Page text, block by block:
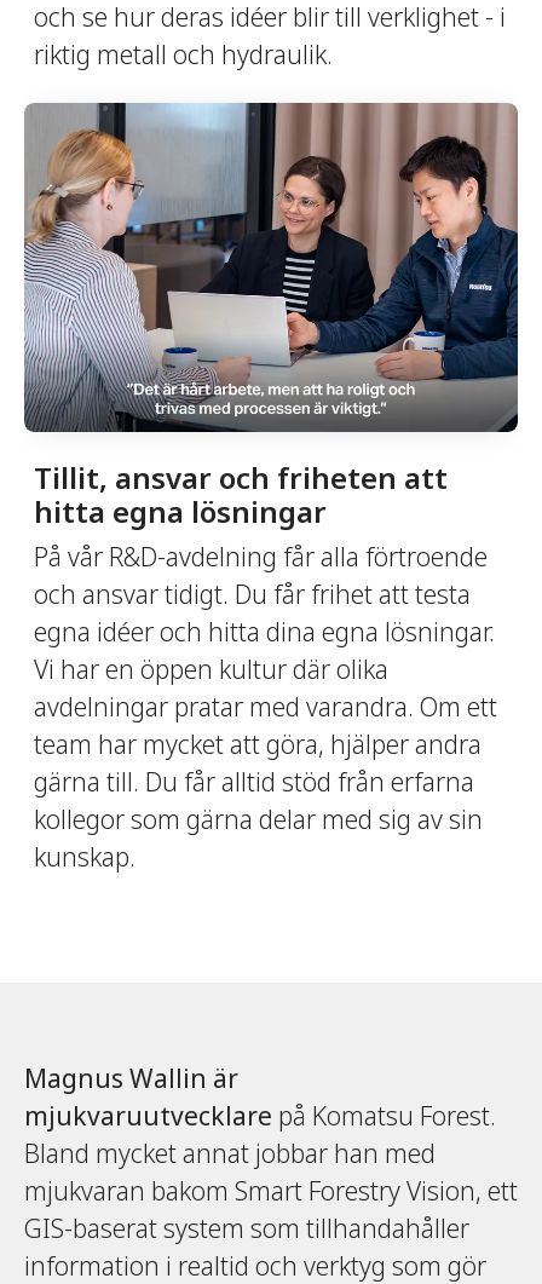
och se hur deras idéer blir till verklighet - i
riktig metall och hydraulik.
Tillit, ansvar och friheten att
hitta egna lösningar
På vår R&D-avdelning får alla förtroende
och ansvar tidigt. Du får frihet att testa
egna idéer och hitta dina egna lösningar.
Vi har en öppen kultur där olika
avdelningar pratar med varandra. Om ett
team har mycket att göra, hjälper andra
gärna till. Du får alltid stöd från erfarna
kollegor som gärna delar med sig av sin
kunskap.
Magnus Wallin är
mjukvaruutvecklare på Komatsu Forest.
Bland mycket annat jobbar han med
mjukvaran bakom Smart Forestry Vision, ett
GIS-baserat system som tillhandahåller
information i realtid och verktyg som gör